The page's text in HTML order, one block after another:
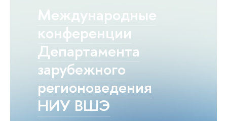
Международные
конференции
Департамента
зарубежного
регионоведения
НИУ ВШЭ